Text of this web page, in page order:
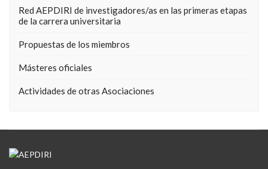
Red AEPDIRI de investigadores/as en las primeras etapas
de la carrera universitaria
Propuestas de los miembros
Másteres oficiales
Actividades de otras Asociaciones